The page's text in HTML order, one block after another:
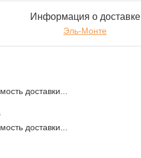
Информация о доставке
Эль-Монте
доставки...
доставки...